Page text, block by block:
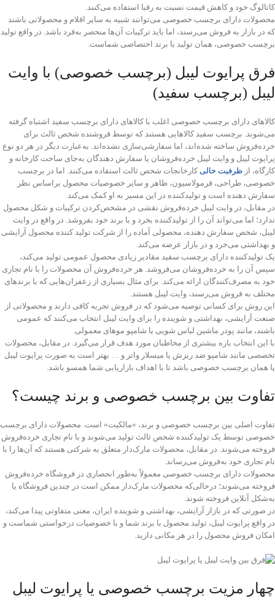
کاتالوگ خود و کاهش قیمت نسبت به رقبا استفاده می‌کنند.
محصولات دارای برچسب خصوصی می‌توانند شبیه به سایر اقلام و محصولاتی باشند
که در بازار به فروش می‌رسند، اما باید ترکیبات آن‌ها منحصر به‌فرد باشد. در واقع تولید
برچسب خصوصی، همان تولید با برند اختصاصی شماست.
فرق پرایوت لیبل (برچسب خصوصی) با وایت
لیبل (برچسب سفید)
کالاهای دارای برچسب خصوصی اغلب با کالاهای دارای برچسب سفید اشتباه گرفته
می‌شوند. برچسب سفید کالاهایی هستند که توسط فروشنده شخص ثالث برای
خرده‌فروش ساخته شده‌اند، اما سفارشی‌سازی نشده‌اند. به‌عبارت دیگر در هر دو نوع
پرایوت لیبل و وایت لیبل خرده‌فروشان یا سفارش دهندگان به‌جای ساخت کارخانه و
کارگاه، از ظرفیت خالی کارخانجات شخص ثالث استفاده می‌کنند. اما در برچسب
خصوصی، طراحی، فرمولاسیون، ظاهر و سایر خصوصیات محصول براساس نظر
سفارش دهنده است و تولید‌کننده در این مسیر به او کمک می‌کند.
در مقابل، در وایت لیبل خرده‌فروش نقشی در مشخص‌کردن ترکیبات و شکل محصول
ندارد؛ اما می‌تواند آن را از تولید‌کننده بخرد و با برند خود بفروشد. در واقع در وایت
لیبل، شخص سفارش دهنده، محصولی آماده را از شرکت تولید کننده محصول آرایشی
و بهداشتی می‌خرد و در بازار عرضه می‌کند.
یک تولید‌کننده دارای برچسب سفید مقادیر زیادی محصول عمومی تولید می‌کند،
سپس آن را به خرده‌فروشان می‌فروشد. هر خرده‌فروش آن محصولات را با نام تجاری
خود به مصرف‌کنندگان ارائه می‌کند. برای مثال بسیاری از زعفران‌هایی که با برند‌های
مختلف به فروش می‌رسند، وایت لیبل هستند.
این روش برای کسانی توصیه می‌شود که در فروش تجربه کافی دارند و محصولاتی از
صنعت آرایشی، بهداشتی و شوینده را برای وایت لیبل انتخاب می‌کنند که عمومی
باشند، مانند پودر ماشین لباس شویی یا شامپو موهای معمولی.
با این انتخاب بازه بیشتری از مخاطبان مورد هدف قرار می‌گیرد. در مقابل، محصولات
تخصصی مانند شامپو ضد ریزش یا میسلار واتر و … بهتر است به صورت پرایوت لیبل
یا همان برچسب خصوصی باشد تا با اهداف بازاریابی شما همسو باشد.
تفاوت بین برچسب خصوصی و برند چیست؟
تفاوت اصلی بین برچسب خصوصی و برند، «مالکیت» است. محصولات دارای برچسب
خصوصی توسط یک تولید‌کننده شخص ثالث تولید می‌شوند و با نام تجاری خرده‌فروش
فروخته می‌شوند. در مقابل، محصولات مارک‌دار متعلق به شرکتی هستند که آن‌ها را با
نام تجاری خود به‌فروش می‌رساند.
محصولات دارای برچسب خصوصی معمولاً به‌طور انحصاری در فروشگاه خرده‌فروش
فروخته می‌شوند؛ درحالی‌که محصولات مارک‌دار ممکن است در چندین فروشگاه یا
به‌‌شکل آنلاین فروخته شوند.
در صورتی که در بازار آرایشی، بهداشتی و شوینده ایران، معنی متفاوتی پیدا می‌کند،
در واقع پرایوت لیبل، تولید محصول با برند شما و با خصوصیات درخواستی شماست و
امکان فروش محصول را در هر مکانی دارید.
چهار مزیت برچسب‌ خصوصی یا پرایوت لیبل